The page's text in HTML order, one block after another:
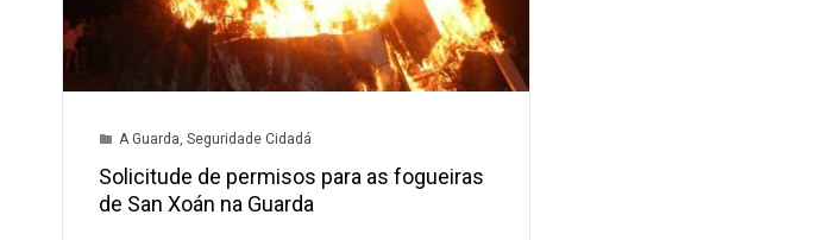
A Guarda Seguridade Cidadá
Solicitude de permisos para as fogueiras
de San Xoán na Guarda